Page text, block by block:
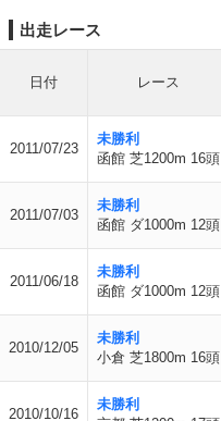
出走レース
日付 レース
2011/07/23
未勝利
函館 芝1200m 16頭
2011/07/03
未勝利
函館 ダ1000m 12頭
2011/06/18
未勝利
函館 ダ1000m 12頭
2010/12/05
未勝利
小倉 芝1800m 16頭
2010/10/16
未勝利